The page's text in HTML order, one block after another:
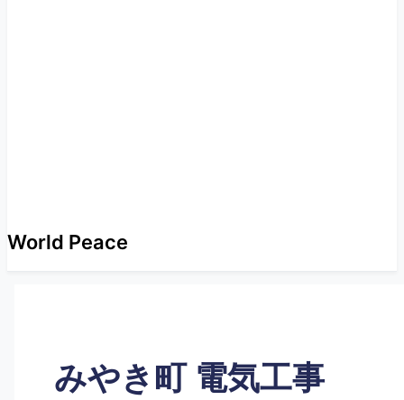
World Peace
みやき町 電気工事